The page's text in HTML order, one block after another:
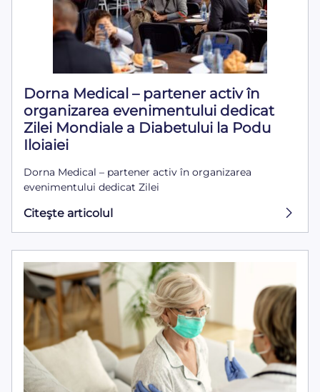
Dorna Medical – partener activ în
organizarea evenimentului dedicat
Zilei Mondiale a Diabetului la Podu
Iloiaiei
Dorna Medical – partener activ în organizarea
evenimentului dedicat Zilei
Citeşte articolul